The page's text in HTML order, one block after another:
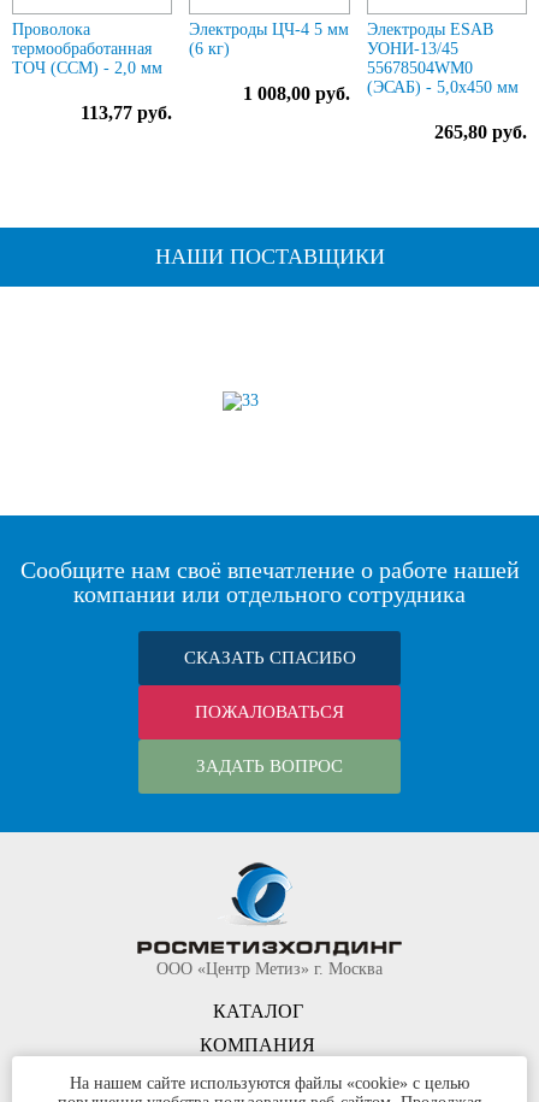
Проволока
термообработанная
ТОЧ (ССМ) - 2,0 мм
113,77 руб.
Электроды ЦЧ-4 5 мм
(6 кг)
1 008,00 руб.
Электроды ESAB
УОНИ-13/45
55678504WM0
(ЭСАБ) - 5,0х450 мм
265,80 руб.
НАШИ ПОСТАВЩИКИ
Сообщите нам своё впечатление о работе нашей
компании или отдельного сотрудника
СКАЗАТЬ СПАСИБО
ПОЖАЛОВАТЬСЯ
ЗАДАТЬ ВОПРОС
КОМПАНИЯ
ООО «Центр Метиз» г. Москва
КАТАЛОГ
КОНТАКТЫ
На нашем сайте используются файлы «cookie» с целью